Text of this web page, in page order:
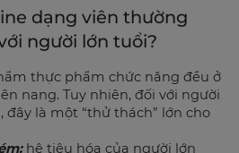
dạng viên thường
người lớn tuổi?
thực phẩm chức năng đều ở
nang. Tuy nhiên, đối với người
là một “thử thách” lớn cho
hệ tiêu hóa của người lớn